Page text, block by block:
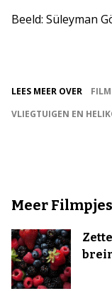
Beeld: Süleyman
LEES MEER OVER
VLIEGTUIGEN EN
Meer Filmpjes